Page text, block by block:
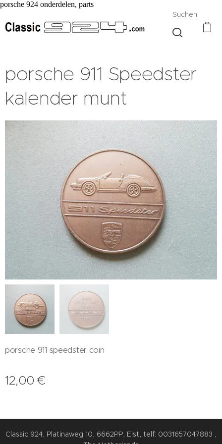
porsche 924 onderdelen, parts
Suchen
porsche 911 Speedster
kalender munt
porsche 911 speedster coin
12,00 €
Classic 924, Platinaweg 10, 6662PP, Elst, telf: 0031657047883 ,